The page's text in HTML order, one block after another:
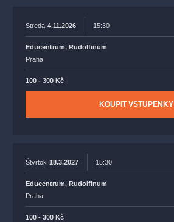
Streda 4.11.2026 15:30
Educentrum, Rudolfinum
Praha
100 - 300 Kč
KOUPIT VSTUPENKY
Štvrtok 18.3.2027 15:30
Educentrum, Rudolfinum
Praha
100 - 300 Kč